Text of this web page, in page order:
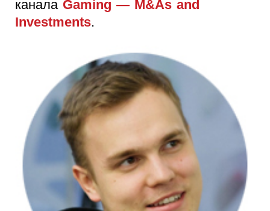
канала Gaming — M&As and
Investments.